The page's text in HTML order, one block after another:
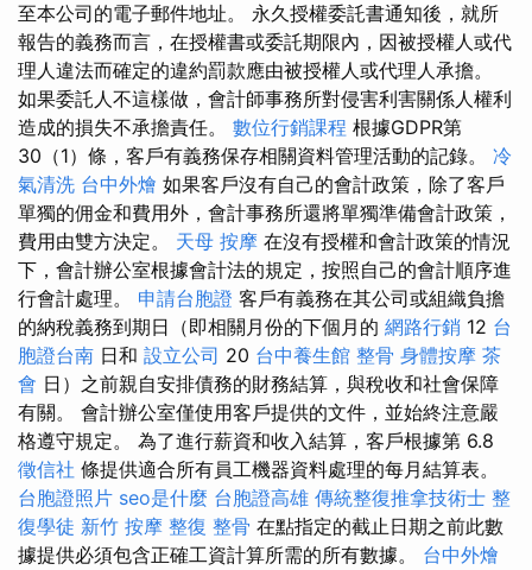
至本公司的電子郵件地址。 永久授權委託書通知後，就所
報告的義務而言，在授權書或委託期限內，因被授權人或代
理人違法而確定的違約罰款應由被授權人或代理人承擔。
如果委託人不這樣做，會計師事務所對侵害利害關係人權利
造成的損失不承擔責任。 數位行銷課程 根據GDPR第
30（1）條，客戶有義務保存相關資料管理活動的記錄。 冷
氣清洗 台中外燴 如果客戶沒有自己的會計政策，除了客戶
單獨的佣金和費用外，會計事務所還將單獨準備會計政策，
費用由雙方決定。 天母 按摩 在沒有授權和會計政策的情況
下，會計辦公室根據會計法的規定，按照自己的會計順序進
行會計處理。 申請台胞證 客戶有義務在其公司或組織負擔
的納稅義務到期日（即相關月份的下個月的 網路行銷 12 台
胞證台南 日和 設立公司 20 台中養生館 整骨 身體按摩 茶
會 日）之前親自安排債務的財務結算，與稅收和社會保障
有關。 會計辦公室僅使用客戶提供的文件，並始終注意嚴
格遵守規定。 為了進行薪資和收入結算，客戶根據第 6.8
徵信社 條提供適合所有員工機器資料處理的每月結算表。
台胞證照片 seo是什麼 台胞證高雄 傳統整復推拿技術士 整
復學徒 新竹 按摩 整復 整骨 在點指定的截止日期之前此數
據提供必須包含正確工資計算所需的所有數據。 台中外燴